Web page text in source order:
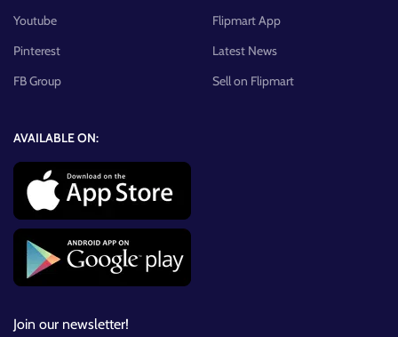
Youtube
Pinterest
FB Group
Flipmart App
Latest News
Sell on Flipmart
AVAILABLE ON:
Join our newsletter!